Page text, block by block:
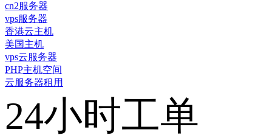
cn2服务器
vps服务器
香港云主机
美国主机
vps云服务器
PHP主机空间
云服务器租用
24小时工单